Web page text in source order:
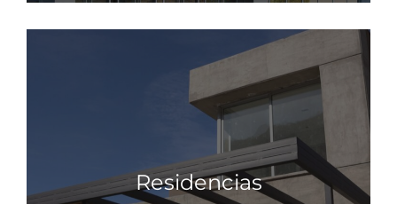
Residencias